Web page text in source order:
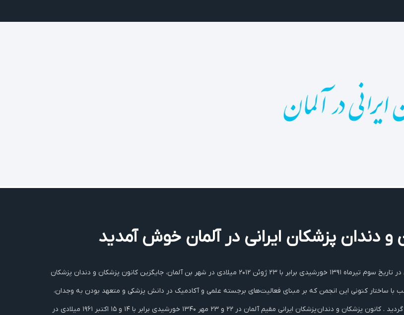
و دندان پزشکان ایرانی‌ در آلمان خوش آمديد
آکادمی پزشکان و دندان پزشکان ایرانی‌ در آلمان بنا بر تصمیم مجمع عمومی در تاریخ سوم تیرماه ۱۳۹۱ خورشیدی برابر با ۲۳ ژوئن ۲۰۱۲ میلادی در شهر بن آلمان، جایگزین کانون پزشکان و دندان پزشکان
با ساختار کنونی این انجمن که بر مبنای فعالیت‌های برجسته علمی‌ و آکادمیک در دانش پزشکی‌ و متعهد بودن به وجدان،
شرافت، اخلاق و مسئولیت پزشکی‌ در برابر بیمار و جامعه استوار است، اتخاذ گردید . کانون پزشکان و دندان پزشکان ایرانی مقیم آلمان در ۲۲ و ۲۳ مهر ۱۳۴۰ خورشیدی برابر با ۱۴ و ۱۵ اکتبر ۱۹۶۱ میلادی در